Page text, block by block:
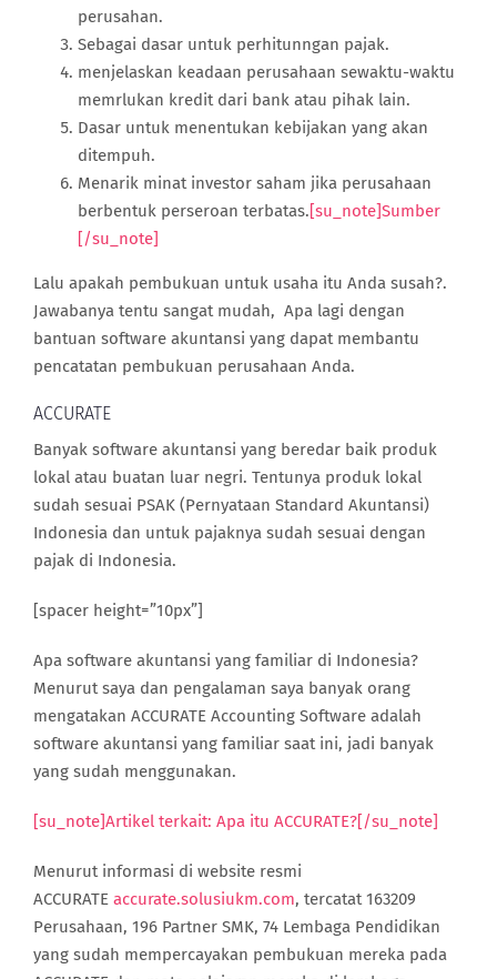
perusahan.
Sebagai dasar untuk perhitunngan pajak.
menjelaskan keadaan perusahaan sewaktu-waktu
memrlukan kredit dari bank atau pihak lain.
Dasar untuk menentukan kebijakan yang akan
ditempuh.
Menarik minat investor saham jika perusahaan
berbentuk perseroan terbatas.[su_note]Sumber
[/su_note]
Lalu apakah pembukuan untuk usaha itu Anda susah?.
Jawabanya tentu sangat mudah, Apa lagi dengan
bantuan software akuntansi yang dapat membantu
pencatatan pembukuan perusahaan Anda.
ACCURATE
Banyak software akuntansi yang beredar baik produk
lokal atau buatan luar negri. Tentunya produk lokal
sudah sesuai PSAK (Pernyataan Standard Akuntansi)
Indonesia dan untuk pajaknya sudah sesuai dengan
pajak di Indonesia.
[spacer height=”10px”]
Apa software akuntansi yang familiar di Indonesia?
Menurut saya dan pengalaman saya banyak orang
mengatakan ACCURATE Accounting Software adalah
software akuntansi yang familiar saat ini, jadi banyak
yang sudah menggunakan.
[su_note]Artikel terkait: Apa itu ACCURATE?[/su_note]
Menurut informasi di website resmi
ACCURATE accurate.solusiukm.com, tercatat 163209
Perusahaan, 196 Partner SMK, 74 Lembaga Pendidikan
yang sudah mempercayakan pembukuan mereka pada